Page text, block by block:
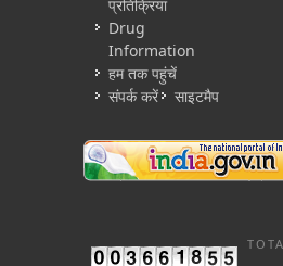
प्रतिक्रिया
Drug
Information
हम तक पहुंचें
संपर्क करें
साइटमैप